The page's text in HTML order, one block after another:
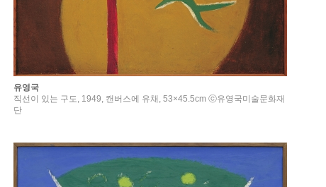
유영국
직선이 있는 구도, 1949, 캔버스에 유채, 53×45.5cm ⓒ유영국미술문화재
단